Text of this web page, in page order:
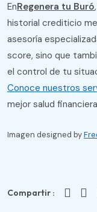
EnRegenera tu Buró
historial crediticio
asesoría
score, sino que
el control de tu
Conoce nuestros
mejor salud
Imagen designed by
Compartir :